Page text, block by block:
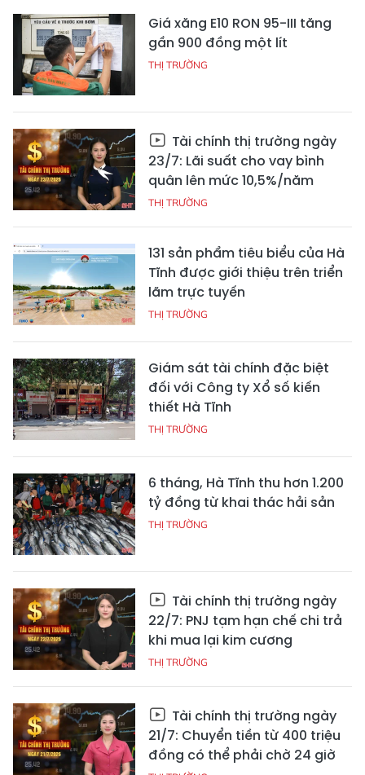
Giá xăng E10 RON 95-III tăng
gần 900 đồng một lít
THỊ TRƯỜNG
Tài chính thị trường ngày
23/7: Lãi suất cho vay bình
quân lên mức 10,5%/năm
THỊ TRƯỜNG
131 sản phẩm tiêu biểu của Hà
Tĩnh được giới thiệu trên triển
lãm trực tuyến
THỊ TRƯỜNG
Giám sát tài chính đặc biệt
đối với Công ty Xổ số kiến
thiết Hà Tĩnh
THỊ TRƯỜNG
6 tháng, Hà Tĩnh thu hơn 1.200
tỷ đồng từ khai thác hải sản
THỊ TRƯỜNG
Tài chính thị trường ngày
22/7: PNJ tạm hạn chế chi trả
khi mua lại kim cương
THỊ TRƯỜNG
Tài chính thị trường ngày
21/7: Chuyển tiền từ 400 triệu
đồng có thể phải chờ 24 giờ